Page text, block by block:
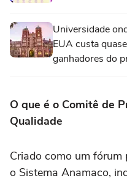
Universidade
EUA custa
ganhadores do
O que é o Comitê de
Qualidade
Criado como um fórum
o Sistema Anamaco,